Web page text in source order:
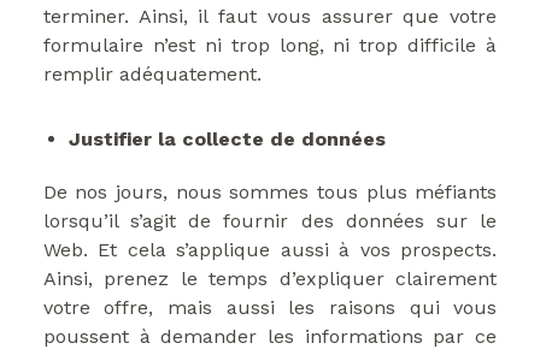
terminer. Ainsi, il faut vous assurer que votre
formulaire n’est ni trop long, ni trop difficile à
remplir adéquatement.
Justifier la collecte de données
De nos jours, nous sommes tous plus méfiants
lorsqu’il s’agit de fournir des données sur le
Web. Et cela s’applique aussi à vos prospects.
Ainsi, prenez le temps d’expliquer clairement
votre offre, mais aussi les raisons qui vous
poussent à demander les informations par ce